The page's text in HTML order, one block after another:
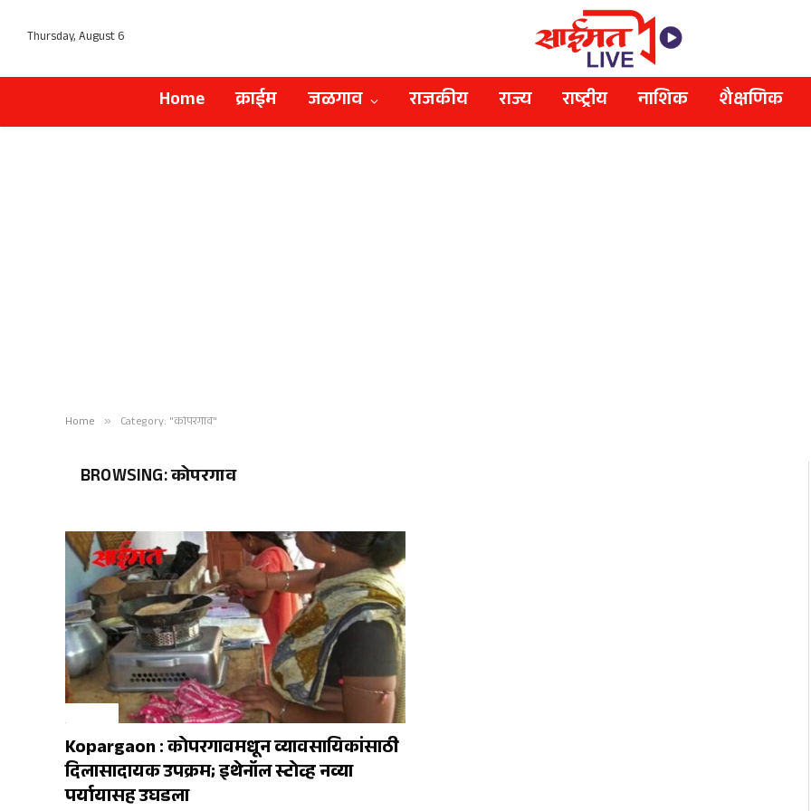
Thursday, August 6
Home क्राईम जळगाव राजकीय राज्य राष्ट्रीय नाशिक शैक्षणिक
Home » Category: "कोपरगाव"
BROWSING:कोपरगाव
Kopargaon : कोपरगावमधून व्यावसायिकांसाठी
दिलासादायक उपक्रम; इथेनॉल स्टोव्ह नव्या
पर्यायासह उघडला